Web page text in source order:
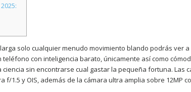
solo cualquier menudo movimiento blando podrás ver
con inteligencia barato, únicamente así­ como
sin encontrarse cual gastar la pequeña fortuna. Las
1.5 y OIS, además de la cámara ultra amplia sobre 12MP